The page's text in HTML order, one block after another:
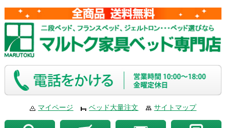
マイページ ベッド大量注文 サイトマップ